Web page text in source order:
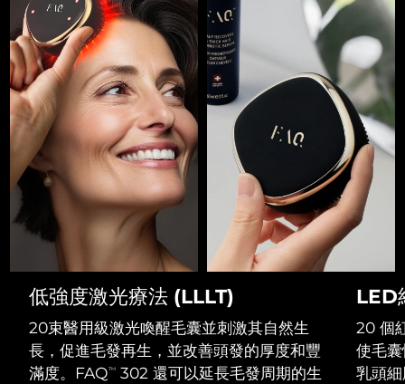
低強度激光療法 (LLLT)
20束醫用級激光喚醒毛囊並刺激其自然生
長，促進毛發再生，並改善頭發的厚度和豐
滿度。FAQTM
302 還可以延長毛發周期的生
LED
20 個
使毛
乳頭
LUNA™護膚
Premium cleansers & balm
LUNA™ 設備
All facial cleansing devices
面膜
Rejuvenation & hydration
UFO™ 設備
All deep facial hydration devices
issa™ Teeth Whitening Set
Dual LED + sonic device & 18% PAP gel
ISSA™ 設備
All silicone sonic toothbrushes
FAQ™ 103
Luxurious clinical anti-aging set
FAQ™ P1 Primer
Manuka honey primer
FAQ™護膚品
All FAQ™ skincare
FAQ™產品
All anti-aging treatments
FAQ™ 211
Anti-aging neck & décolleté LED mask
FAQ™ 221
Anti-aging LED hand mask
FAQ™護膚品
All FAQ™ skincare
FAQ™產品
All LED treatments
FAQ™ Scalp Serum
Scalp recovery probiotic serum
FAQ™護膚品
All FAQ™ skincare
FAQ™產品
All hair treatments
FAQ™ 502
Full-Spectrum Red Light Therapy
FAQ™ Red Light Serum
FAQ™ skincare
All FAQ™ skincare
FAQ™ products
All toning treatments
保健品
專業治療
脫毛
PEACH™ 2 Pro Max
Professional IPL hair removal device
PEACH™ 2
IPL hair removal
身體護理
BEAR™ 2 body
Microcurrent body toning
LUNA™ 4 body
Massaging body brush
痘肌護理
ESPADA™ 2 plus
Recurring acne LED therapy
眼部護理
BEAR™ 2 eyes & lips
Microcurrent line smoothing device
捷克 預計送達日期
丹麥 預計送達日期 8/9/26
愛沙尼亞 預計送達日期8/9/26
芬蘭 預計送達日期 8/9/26
法國 預計送達日期 8/9/26
法屬玻里尼西亞 預計送達日期8/13/26
德國
直布羅陀 預計送達日期 8/13/26
希臘 預計送達日期 8/9/26